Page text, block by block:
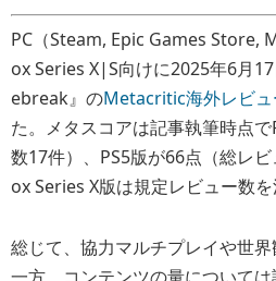
PC（Steam, Epic Games Store,
ox Series X|S向けに2025年6月
ebreak』のMetacritic海外レビュ
た。メタスコアは記事執筆時点
数17件）、PS5版が66点（総レ
ox Series X版は規定レビュー数を
総じて、協力マルチプレイや世界